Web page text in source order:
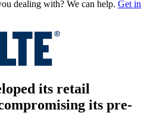
dealing with? We can help. Get in
its retail
its pre-